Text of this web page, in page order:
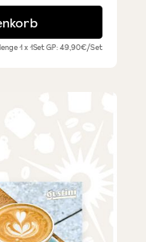
1 x 1SetGP: 49,90€/Set